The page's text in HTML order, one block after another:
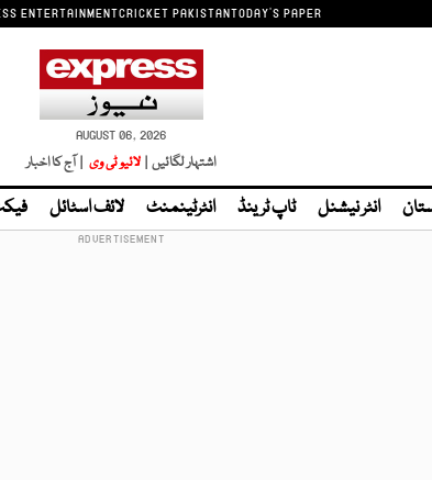
ENTERTAINMENTCRICKET PAKISTANTODAY'S PAPER
AUGUST 06, 2026
اشتہار لگائیں | لائیو ٹی وی | آج کا اخبار
انٹر نیشنل ٹاپ ٹرینڈ انٹرٹینمنٹ لائف اسٹائل